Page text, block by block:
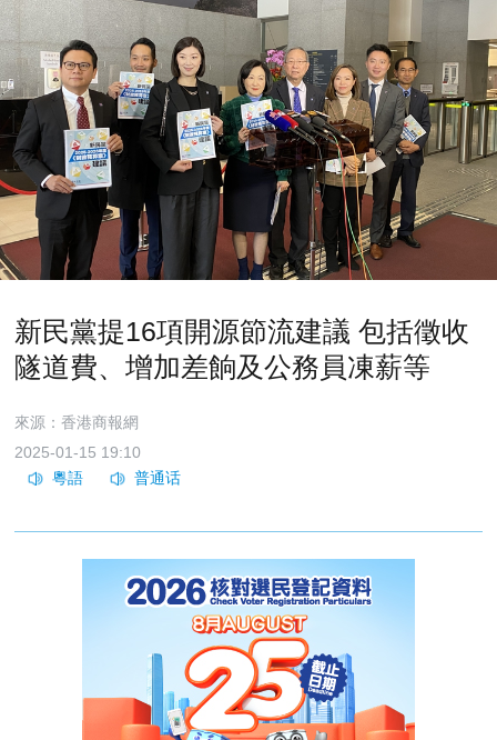
新民黨提16項開源節流建議 包括徵收
隧道費、增加差餉及公務員凍薪等
來源：香港商報網
2025-01-15 19:10